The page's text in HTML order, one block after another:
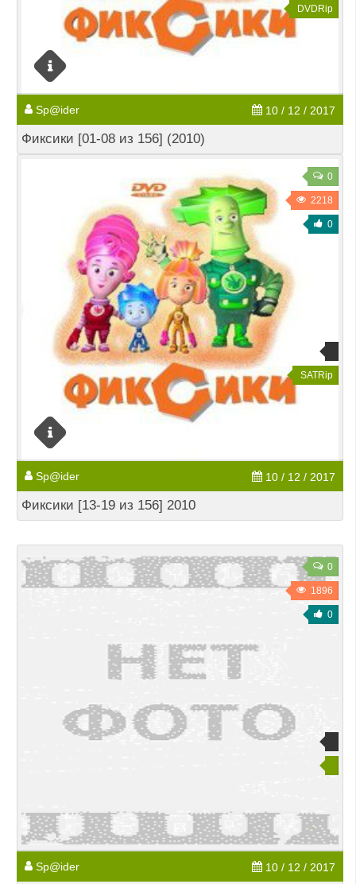
DVDRip
Sp@ider 10 / 12 / 2017
Фиксики [01-08 из 156] (2010)
0
2218
0
SATRip
Sp@ider 10 / 12 / 2017
Фиксики [13-19 из 156] 2010
0
1896
0
Sp@ider 10 / 12 / 2017